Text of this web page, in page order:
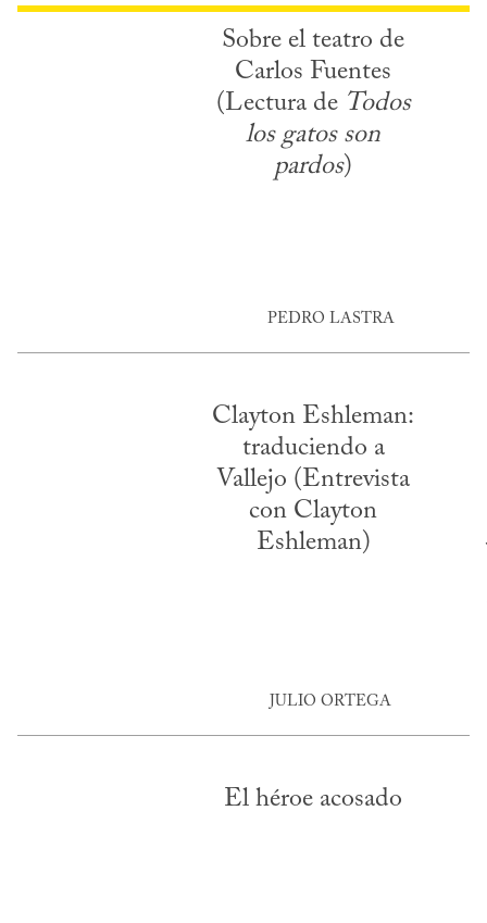
Sobre el teatro de
Carlos Fuentes
(Lectura de Todos
los gatos son
pardos)
PEDRO LASTRA
Clayton Eshleman:
traduciendo a
Vallejo (Entrevista
con Clayton
Eshleman)
JULIO ORTEGA
El héroe acosado